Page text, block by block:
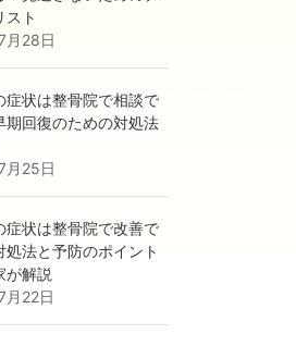
スト
月28日
症状は整骨院で相談で
期回復のための対処法
月25日
症状は整骨院で改善で
処法と予防のポイント
が解説
月22日